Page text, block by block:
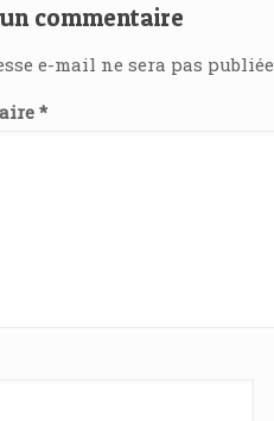
commentaire
e-mail ne sera pas publiée.
*